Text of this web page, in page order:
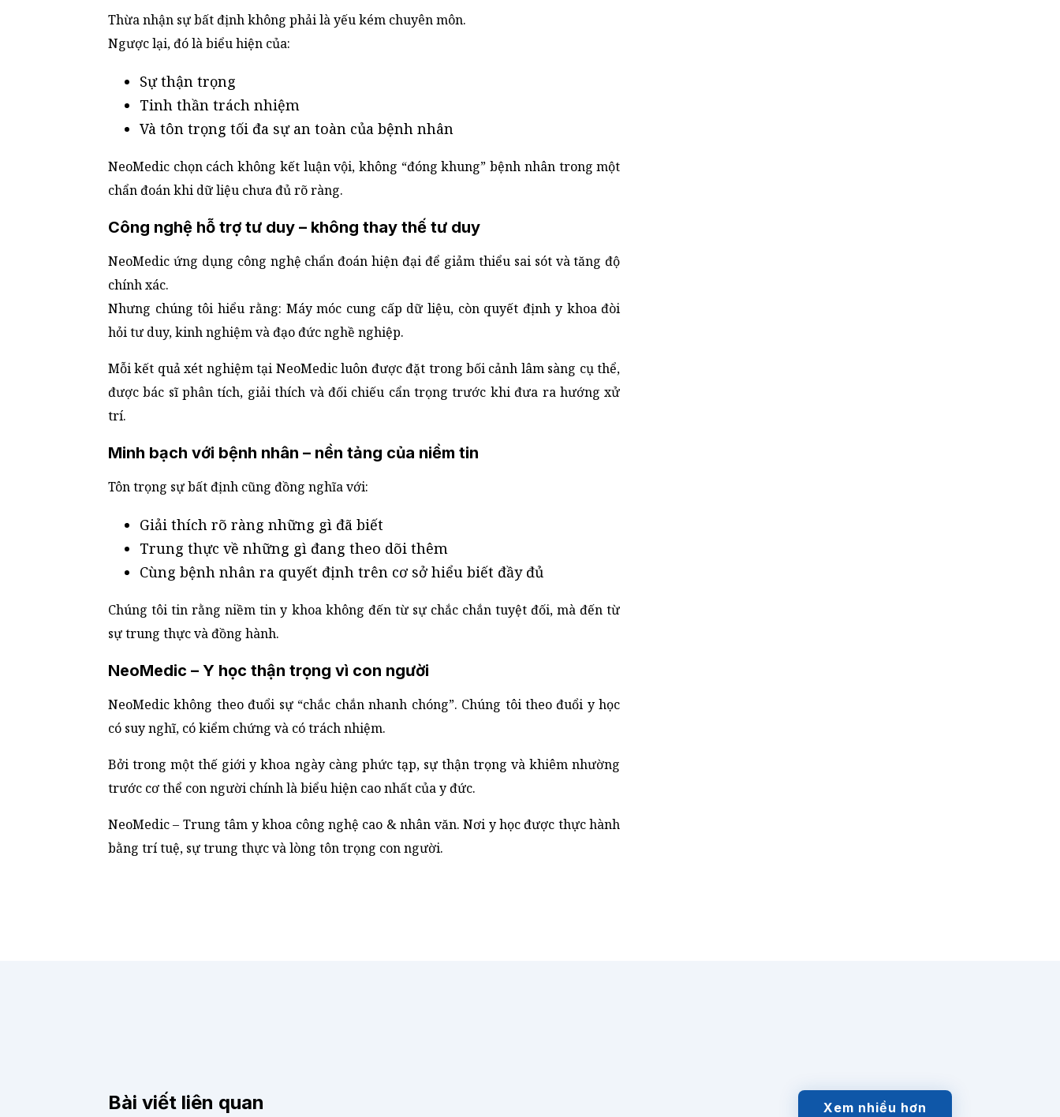
Thừa nhận sự bất định không phải là yếu kém chuyên môn.
Ngược lại, đó là biểu hiện của:
Sự thận trọng
Tinh thần trách nhiệm
Và tôn trọng tối đa sự an toàn của bệnh nhân
NeoMedic chọn cách không kết luận vội, không “đóng khung” bệnh nhân trong một
chẩn đoán khi dữ liệu chưa đủ rõ ràng.
Công nghệ hỗ trợ tư duy – không thay thế tư duy
NeoMedic ứng dụng công nghệ chẩn đoán hiện đại để giảm thiểu sai sót và tăng độ
chính xác.
Nhưng chúng tôi hiểu rằng: Máy móc cung cấp dữ liệu, còn quyết định y khoa đòi
hỏi tư duy, kinh nghiệm và đạo đức nghề nghiệp.
Mỗi kết quả xét nghiệm tại NeoMedic luôn được đặt trong bối cảnh lâm sàng cụ thể,
được bác sĩ phân tích, giải thích và đối chiếu cẩn trọng trước khi đưa ra hướng xử
trí.
Minh bạch với bệnh nhân – nền tảng của niềm tin
Tôn trọng sự bất định cũng đồng nghĩa với:
Giải thích rõ ràng những gì đã biết
Trung thực về những gì đang theo dõi thêm
Cùng bệnh nhân ra quyết định trên cơ sở hiểu biết đầy đủ
Chúng tôi tin rằng niềm tin y khoa không đến từ sự chắc chắn tuyệt đối, mà đến từ
sự trung thực và đồng hành.
NeoMedic – Y học thận trọng vì con người
NeoMedic không theo đuổi sự “chắc chắn nhanh chóng”. Chúng tôi theo đuổi y học
có suy nghĩ, có kiểm chứng và có trách nhiệm.
Bởi trong một thế giới y khoa ngày càng phức tạp, sự thận trọng và khiêm nhường
trước cơ thể con người chính là biểu hiện cao nhất của y đức.
NeoMedic – Trung tâm y khoa công nghệ cao & nhân văn. Nơi y học được thực hành
bằng trí tuệ, sự trung thực và lòng tôn trọng con người.
Bài viết liên quan Xem nhiều hơn